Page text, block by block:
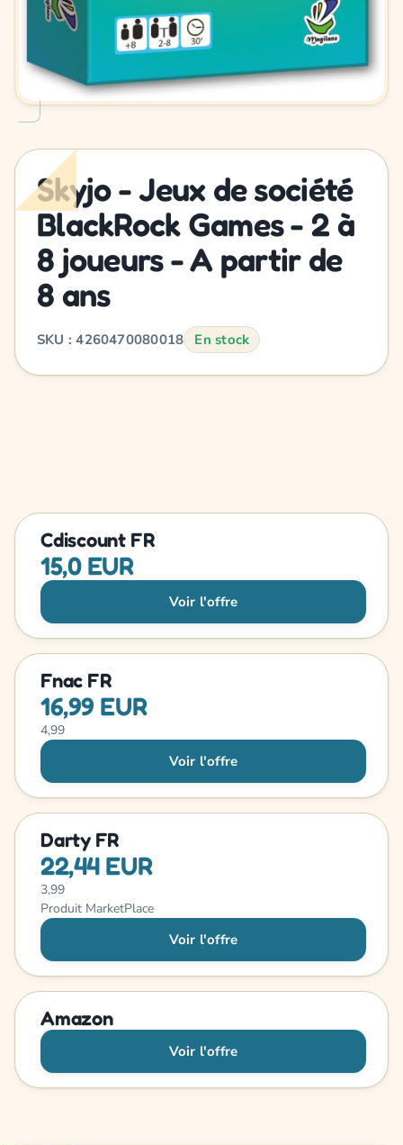
Skyjo - Jeux de société
BlackRock Games - 2 à
8 joueurs - A partir de
8 ans
SKU : 4260470080018 En stock
Cdiscount FR
15,0 EUR
Voir l'offre
Fnac FR
16,99 EUR
4,99
Voir l'offre
Darty FR
22,44 EUR
3,99
Produit MarketPlace
Voir l'offre
Amazon
Voir l'offre